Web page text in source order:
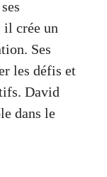
il crée un
Ses
les défis et
David
dans le